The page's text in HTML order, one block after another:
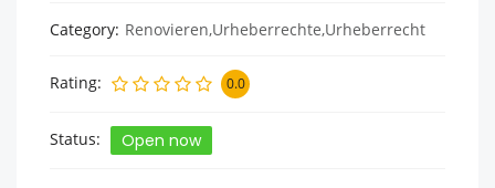
Category Renovieren,Urheberrechte,Urheberrecht
Rating 0.0
Status Open now